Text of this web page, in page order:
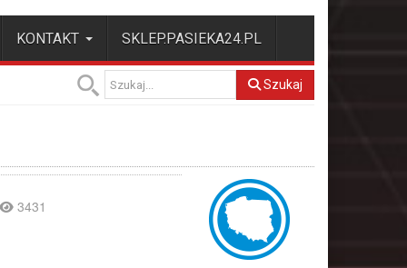
KONTAKT SKLEP.PASIEKA24.PL
Szukaj
3431